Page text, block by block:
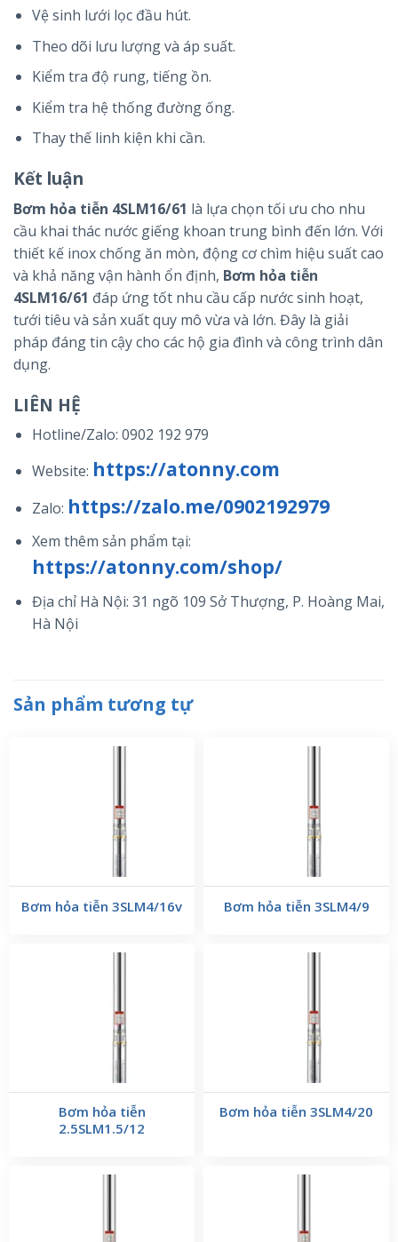
Vệ sinh lưới lọc đầu hút.
Theo dõi lưu lượng và áp suất.
Kiểm tra độ rung, tiếng ồn.
Kiểm tra hệ thống đường ống.
Thay thế linh kiện khi cần.
Kết luận
Bơm hỏa tiễn 4SLM16/61 là lựa chọn tối ưu cho nhu
cầu khai thác nước giếng khoan trung bình đến lớn. Với
thiết kế inox chống ăn mòn, động cơ chìm hiệu suất cao
và khả năng vận hành ổn định, Bơm hỏa tiễn
4SLM16/61 đáp ứng tốt nhu cầu cấp nước sinh hoạt,
tưới tiêu và sản xuất quy mô vừa và lớn. Đây là giải
pháp đáng tin cậy cho các hộ gia đình và công trình dân
dụng.
LIÊN HỆ
Hotline/Zalo: 0902 192 979
Website: https://atonny.com
Zalo: https://zalo.me/0902192979
Xem thêm sản phẩm tại:
https://atonny.com/shop/
Địa chỉ Hà Nội: 31 ngõ 109 Sở Thượng, P. Hoàng Mai,
Hà Nội
Sản phẩm tương tự
Bơm hỏa tiễn 3SLM4/16v Bơm hỏa tiễn 3SLM4/9
Bơm hỏa tiễn
2.5SLM1.5/12
Bơm hỏa tiễn 3SLM4/20